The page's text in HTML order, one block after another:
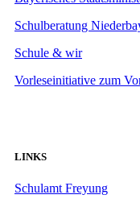
Schulberatung
Schule & wir
Vorleseinitiative zum
LINKS
Schulamt Freyung